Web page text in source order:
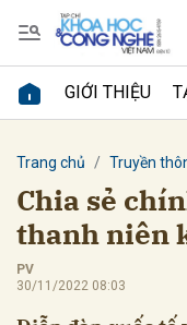
GIỚI THIỆU
Trang chủ Truyền
Chia sẻ
thanh niên
PV
30/11/2022 08:03
Gửi bình luận